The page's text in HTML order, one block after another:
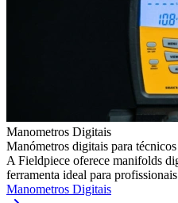
Manometros Digitais
Manómetros digitais para
A Fieldpiece oferece manifolds
ferramenta ideal para
Manometros Digitais